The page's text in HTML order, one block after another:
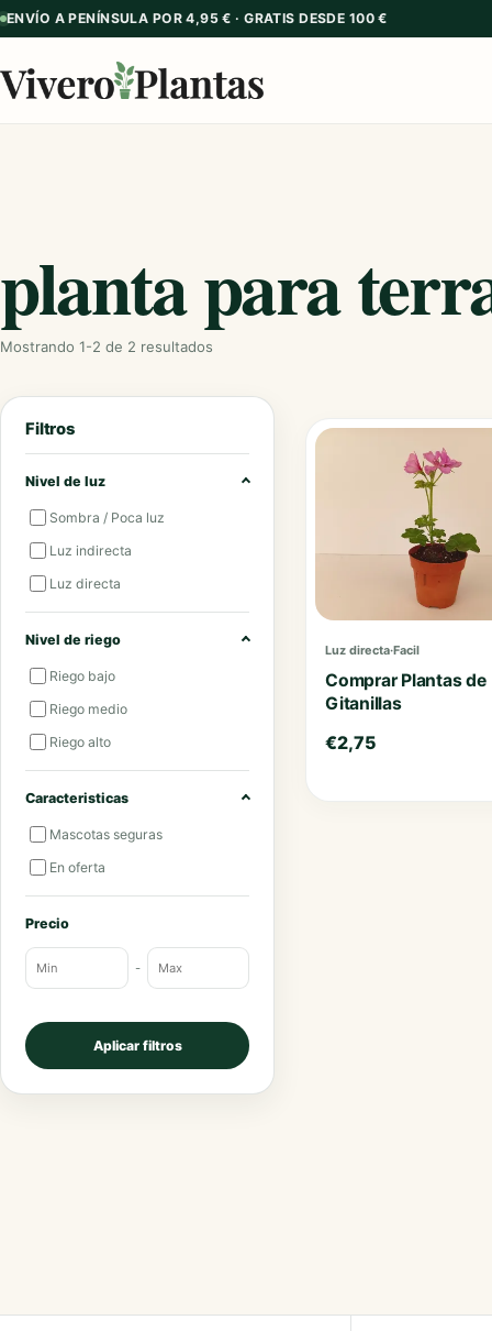
ENVÍO A PENÍNSULA POR 4,95 € · GRATIS DESDE 100 €
planta para
Mostrando 1-2 de 2 resultados
Filtros
Nivel de luz
Sombra / Poca luz
Luz indirecta
Luz directa
Nivel de riego
Riego bajo
Riego medio
Riego alto
Caracteristicas
Mascotas seguras
En oferta
Precio
-
Aplicar filtros
Luz directa·Facil
Comprar Plantas de
Gitanillas
€2,75